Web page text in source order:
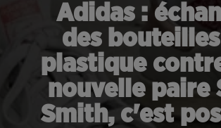
Adidas :
des
plastique
nouvelle paire
Smith, c'est